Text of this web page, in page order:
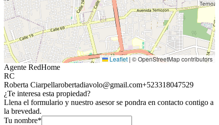
Leaflet | © OpenStreetMap contributors
Agente RedHome
RC
Roberta Ciarpellarobertadiavolo@gmail.com+523318047529
¿Te interesa esta propiedad?
Llena el formulario y nuestro asesor se pondra en contacto contigo a
la brevedad.
Tu nombre*